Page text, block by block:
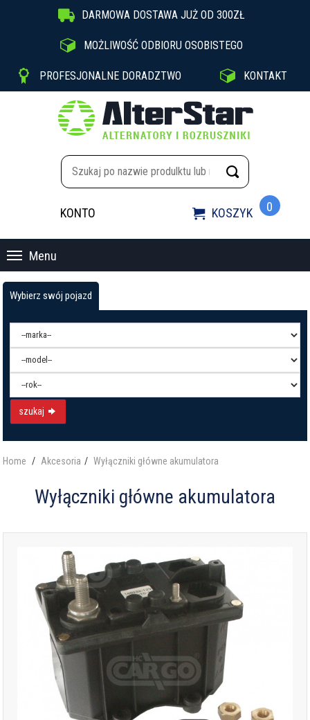
 DARMOWA DOSTAWA JUŻ OD 300ZŁ
 MOŻLIWOŚĆ ODBIORU OSOBISTEGO
 PROFESJONALNE DORADZTWO  KONTAKT
KONTO  KOSZYK 0
Menu
Wybierz swój pojazd
szukaj
Home Akcesoria Wyłączniki główne akumulatora
Wyłączniki główne akumulatora